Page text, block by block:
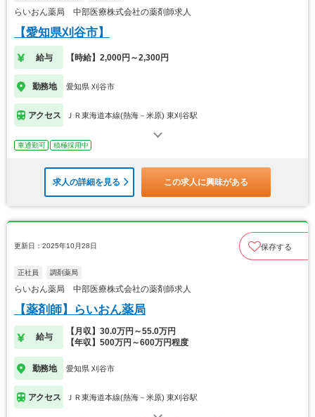
らいおん薬局 中部医療株式会社の薬剤師求人
【愛知県刈谷市】
給与 【時給】2,000円～2,300円
勤務地 愛知県 刈谷市
アクセス ＪＲ東海道本線(熱海－米原) 東刈谷駅
車通勤可 積極採用中
求人の詳細を見る この求人に興味がある
更新日：2025年10月28日 保存する
正社員 調剤薬局
らいおん薬局 中部医療株式会社の薬剤師求人
【薬剤師】らいおん薬局
給与
【月収】30.0万円～55.0万円
【年収】500万円～600万円程度
勤務地 愛知県 刈谷市
アクセス ＪＲ東海道本線(熱海－米原) 東刈谷駅